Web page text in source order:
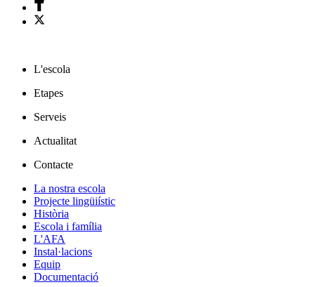
L'escola
Etapes
Serveis
Actualitat
Contacte
La nostra escola
Projecte lingüiístic
Història
Escola i família
L'AFA
Instal·lacions
Equip
Documentació